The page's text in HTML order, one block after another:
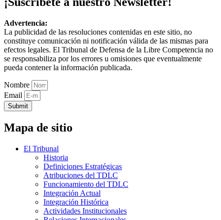
Advertencia:
La publicidad de las resoluciones contenidas en este sitio, no
constituye comunicación ni notificación válida de las mismas para
efectos legales. El Tribunal de Defensa de la Libre Competencia no
se responsabiliza por los errores u omisiones que eventualmente
pueda contener la información publicada.
Nombre
Email
Submit
Mapa de sitio
El Tribunal
Historia
Definiciones Estratégicas
Atribuciones del TDLC
Funcionamiento del TDLC
Integración Actual
Integración Histórica
Actividades Institucionales